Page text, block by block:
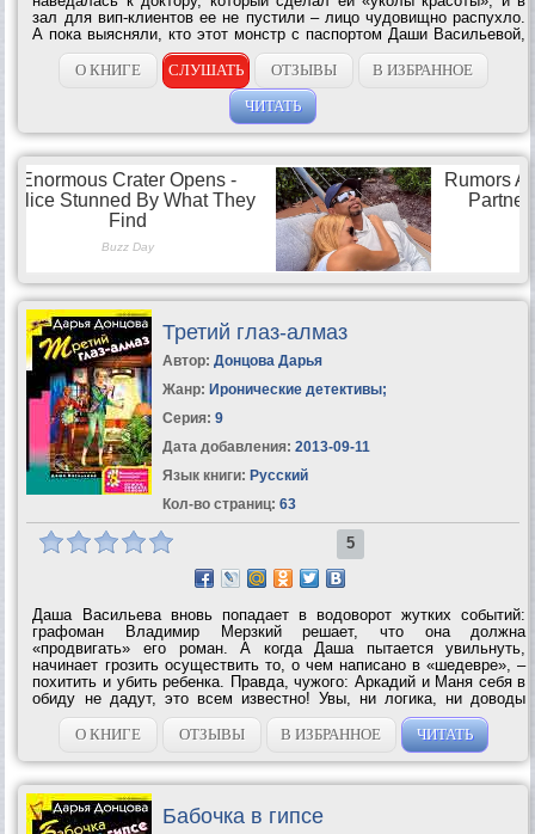
зал для вип-клиентов ее не пустили – лицо чудовищно распухло.
А пока выясняли, кто этот монстр с паспортом Даши Васильевой,
в банке произошло ограбление! Нападавшие забрали самое
дорогое – папку с...
О КНИГЕ СЛУШАТЬ ОТЗЫВЫ
В ИЗБРАННОЕ
ЧИТАТЬ
Третий глаз-алмаз
Автор: Донцова Дарья
Жанр: Иронические детективы;
Серия: 9
Дата добавления: 2013-09-11
Язык книги: Русский
Кол-во страниц: 63
5
Даша Васильева вновь попадает в водоворот жутких событий:
графоман Владимир Мерзкий решает, что она должна
«продвигать» его роман. А когда Даша пытается увильнуть,
начинает грозить осуществить то, о чем написано в «шедевре», –
похитить и убить ребенка. Правда, чужого: Аркадий и Маня себя в
обиду не дадут, это всем известно! Увы, ни логика, ни доводы
рассудка не работают, когда имеешь дело с сумасшедшим. Да
еще и не с одним! Постепенно...
О КНИГЕ ОТЗЫВЫ В ИЗБРАННОЕ ЧИТАТЬ
Бабочка в гипсе